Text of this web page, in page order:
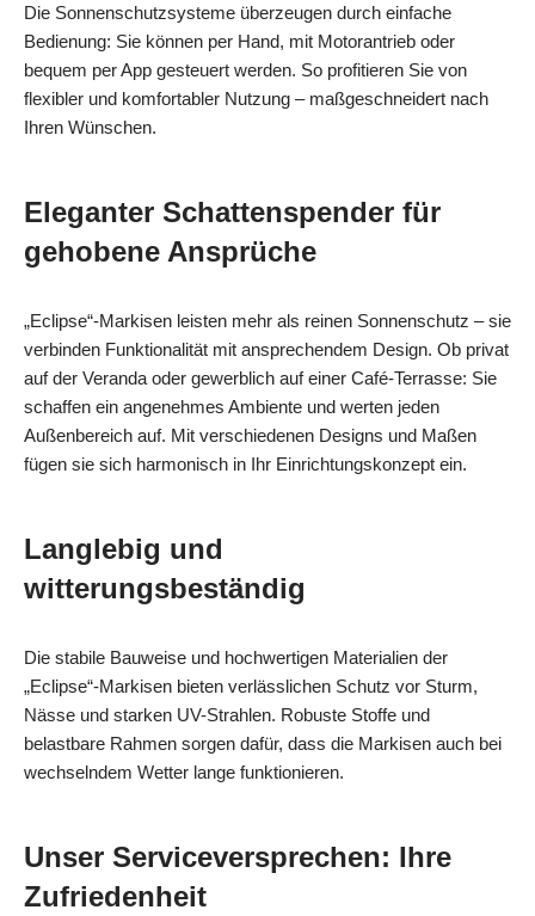
Die Sonnenschutzsysteme überzeugen durch einfache
Bedienung: Sie können per Hand, mit Motorantrieb oder
bequem per App gesteuert werden. So profitieren Sie von
flexibler und komfortabler Nutzung – maßgeschneidert nach
Ihren Wünschen.
Eleganter Schattenspender für
gehobene Ansprüche
„Eclipse“-Markisen leisten mehr als reinen Sonnenschutz – sie
verbinden Funktionalität mit ansprechendem Design. Ob privat
auf der Veranda oder gewerblich auf einer Café‑Terrasse: Sie
schaffen ein angenehmes Ambiente und werten jeden
Außenbereich auf. Mit verschiedenen Designs und Maßen
fügen sie sich harmonisch in Ihr Einrichtungskonzept ein.
Langlebig und
witterungsbeständig
Die stabile Bauweise und hochwertigen Materialien der
„Eclipse“-Markisen bieten verlässlichen Schutz vor Sturm,
Nässe und starken UV-Strahlen. Robuste Stoffe und
belastbare Rahmen sorgen dafür, dass die Markisen auch bei
wechselndem Wetter lange funktionieren.
Unser Serviceversprechen: Ihre
Zufriedenheit